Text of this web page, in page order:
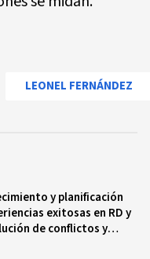
LEONEL FERNÁNDEZ
y planificación
exitosas en RD y
de conflictos y
y adultos. Creador e